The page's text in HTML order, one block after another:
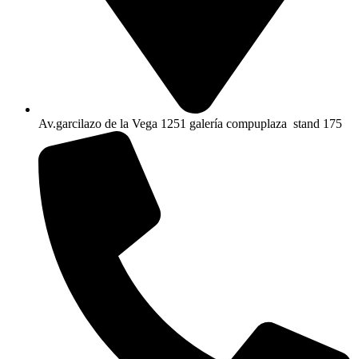
Av.garcilazo de la Vega 1251 galería compuplaza stand 175